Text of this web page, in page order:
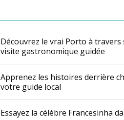
Découvrez le vrai Porto à
visite gastronomique guidée
Apprenez les histoires derrière
votre guide local
Essayez la célèbre Francesinha